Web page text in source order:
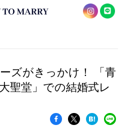
ズがきっかけ！ 「青
聖堂」での結婚式レ